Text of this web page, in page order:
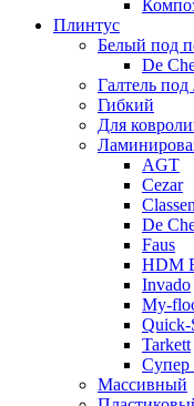
Плинтус
Белый под
De
Галтель
Гибкий
Для
AGT
Cezar
Classen
De
Faus
HDM
Invado
My-
Quick-
Tarkett
Массивный